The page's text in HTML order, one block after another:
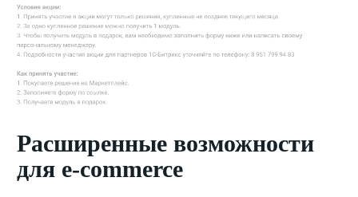
Расширенные возможности
для e-commerce